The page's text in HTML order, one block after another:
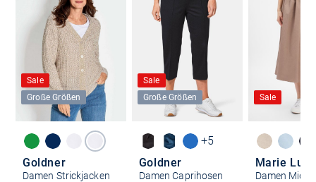
Sale
Große Größen
Goldner
Damen Strickjacken
Sale
Große Größen
+5
Goldner
Damen Caprihosen
Sale
Marie
Damen